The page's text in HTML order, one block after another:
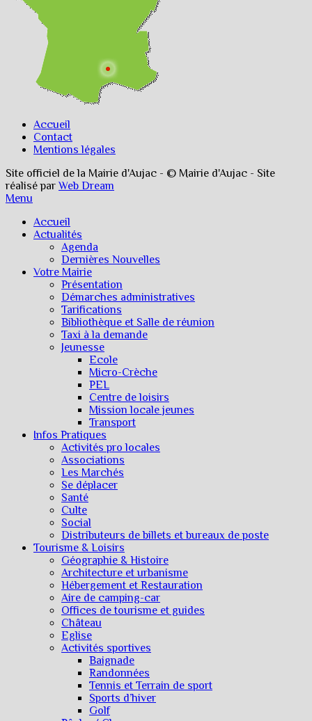
Accueil
Contact
Mentions légales
Site officiel de la Mairie d'Aujac - © Mairie d'Aujac - Site
réalisé parWeb Dream
Menu
Accueil
Actualités
Agenda
Dernières Nouvelles
Votre Mairie
Présentation
Démarches administratives
Tarifications
Bibliothèque et Salle de réunion
Taxi à la demande
Jeunesse
Ecole
Micro-Crèche
PEL
Centre de loisirs
Mission locale jeunes
Transport
Infos Pratiques
Activités pro locales
Associations
Les Marchés
Se déplacer
Santé
Culte
Social
Distributeurs de billets et bureaux de poste
Tourisme & Loisirs
Géographie & Histoire
Architecture et urbanisme
Hébergement et Restauration
Aire de camping-car
Offices de tourisme et guides
Château
Eglise
Activités sportives
Baignade
Randonnées
Tennis et Terrain de sport
Sports d’hiver
Golf